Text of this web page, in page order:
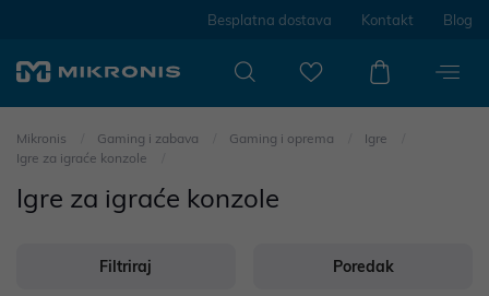
Besplatna dostava Kontakt Blog
Mikronis Gaming i zabava Gaming i oprema
Igre
Igre za igraće konzole
Igre za igraće konzole
Filtriraj Poredak